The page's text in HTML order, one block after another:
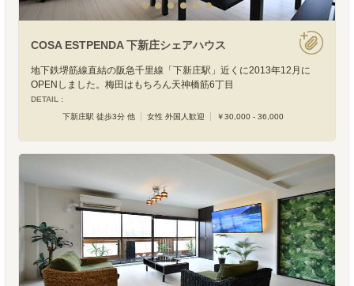
COSA ESTPENDA 下新庄シェアハウス
地下鉄堺筋線直結の阪急千里線「下新庄駅」近くに2013年12月に
OPENしました。梅田はもちろん天神橋筋6丁目
DETAIL :
下新庄駅 徒歩3分 他
女性 外国人歓迎 ￥30,000 - 36,000